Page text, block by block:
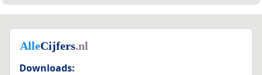
Downloads: